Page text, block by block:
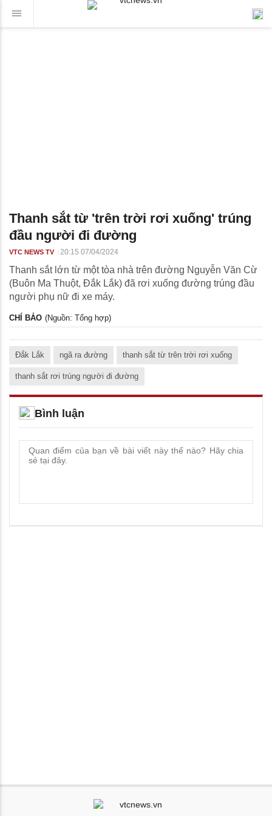
Thanh sắt từ 'trên trời rơi xuống' trúng
đầu người đi đường
VTC NEWS TV 20:15 07/04/2024
Thanh sắt lớn từ một tòa nhà trên đường Nguyễn Văn Cừ
(Buôn Ma Thuột, Đắk Lắk) đã rơi xuống đường trúng đầu
người phụ nữ đi xe máy.
CHÍ BẢO (Nguồn: Tổng hợp)
Đắk Lắk ngã ra đường thanh sắt từ trên trời rơi xuống
thanh sắt rơi trúng người đi đường
Bình luận